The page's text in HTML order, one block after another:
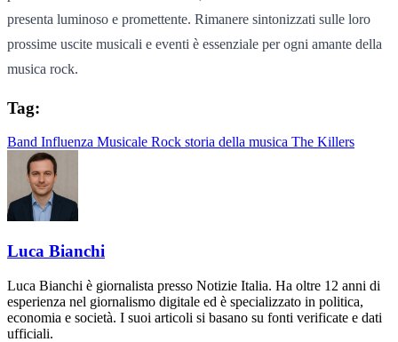
presenta luminoso e promettente. Rimanere sintonizzati sulle loro
prossime uscite musicali e eventi è essenziale per ogni amante della
musica rock.
Tag:
Band Influenza Musicale Rock storia della musica The Killers
Luca Bianchi
Luca Bianchi è giornalista presso Notizie Italia. Ha oltre 12 anni di
esperienza nel giornalismo digitale ed è specializzato in politica,
economia e società. I suoi articoli si basano su fonti verificate e dati
ufficiali.